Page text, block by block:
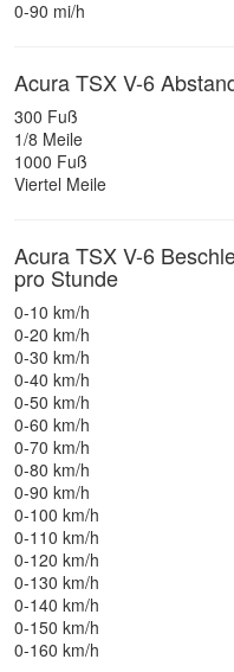
0-90 mi/h
Acura TSX V-6
300 Fuß
1/8 Meile
1000 Fuß
Viertel Meile
Acura TSX V-6
pro Stunde
0-10 km/h
0-20 km/h
0-30 km/h
0-40 km/h
0-50 km/h
0-60 km/h
0-70 km/h
0-80 km/h
0-90 km/h
0-100 km/h
0-110 km/h
0-120 km/h
0-130 km/h
0-140 km/h
0-150 km/h
0-160 km/h